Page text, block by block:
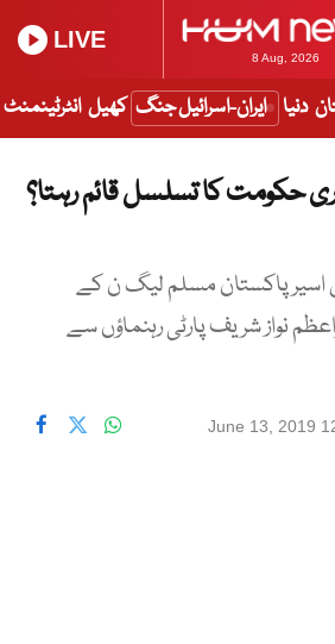
8 Aug, 2026
LIVE
دنیا ایران-اسرائیل جنگ کھیل انٹرٹینمنٹ
حکومت کا تسلسل قائم رہتا؟
پاکستان مسلم لیگ ن کے
نواز شریف پارٹی رہنماؤں سے
June 13, 2019